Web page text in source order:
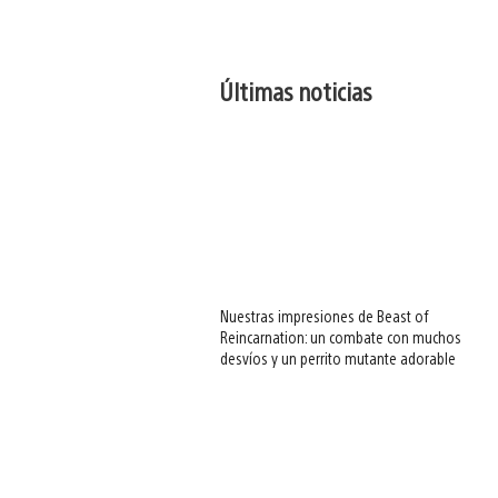
Últimas noticias
Nuestras impresiones de Beast of
Reincarnation: un combate con muchos
desvíos y un perrito mutante adorable